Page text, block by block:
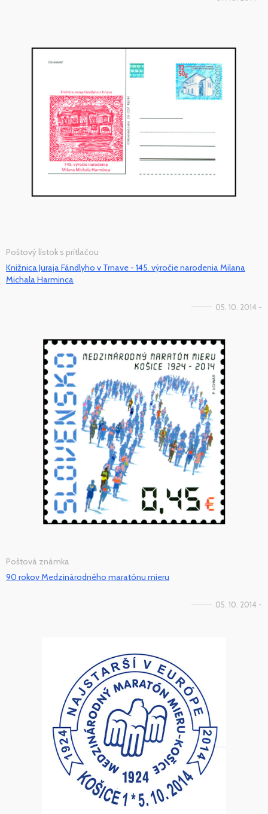
Poštový lístok s prítlačou
Knižnica Juraja Fándlyho v Trnave - 145. výročie narodenia Milana
Michala Harminca
05. 10. 2014 -
Poštová známka
90 rokov Medzinárodného maratónu mieru
05. 10. 2014 -